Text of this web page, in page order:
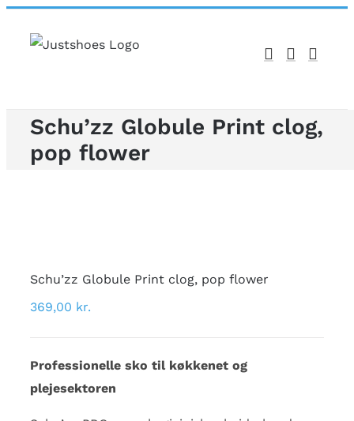
Schu’zz Globule Print clog,
pop flower
Schu’zz Globule Print clog, pop flower
369,00 kr.
Professionelle sko til køkkenet og
plejesektoren